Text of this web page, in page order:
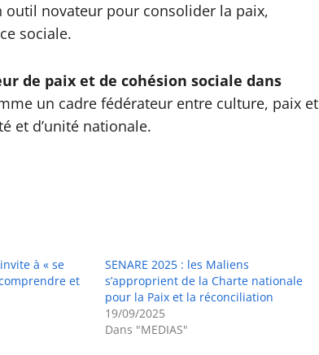
outil novateur pour consolider la paix,
sociale.
de paix et de cohésion sociale dans
un cadre fédérateur entre culture, paix et
et d’unité nationale.
à « se
et
SENARE 2025 : les Maliens
s’approprient de la Charte nationale
pour la Paix et la réconciliation
19/09/2025
Dans "MEDIAS"